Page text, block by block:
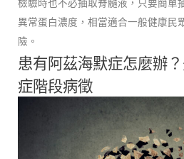
檢驗時也不必抽取脊髓液，只要簡單
異常蛋白濃度，相當適合一般健康民
險。
患有阿茲海默症怎麼辦
症階段病徵